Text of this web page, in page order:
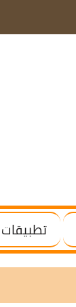
تطبيقات